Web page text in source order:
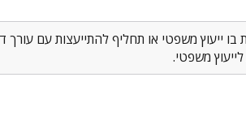
ייעוץ משפטי או תחליף להתייעצות עם עורך
משפטי.